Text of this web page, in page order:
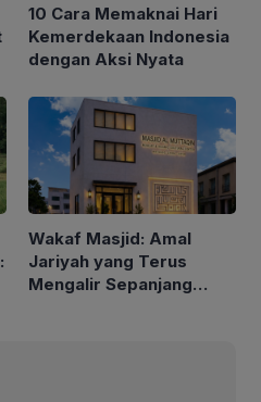
10 Cara Memaknai Hari
Kemerdekaan Indonesia
dengan Aksi Nyata
Wakaf Masjid: Amal
Jariyah yang Terus
Mengalir Sepanjang